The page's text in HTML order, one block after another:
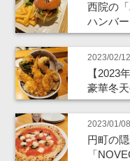
西院の
ハンバ
2023/02/12
【2023
豪華冬
2023/01/08
円町の
「